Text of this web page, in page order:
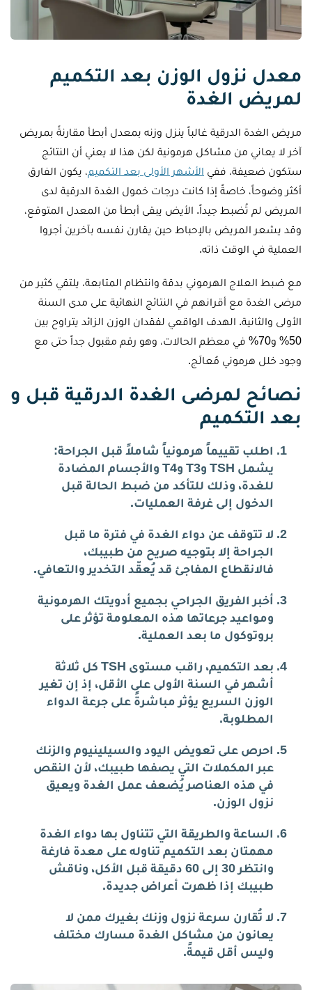
معدل نزول الوزن بعد التكميم
لمريض الغدة
مريض الغدة الدرقية غالباً ينزل وزنه بمعدل أبطأ مقارنةً بمريض
آخر لا يعاني من مشاكل هرمونية لكن هذا لا يعني أن النتائج
ستكون ضعيفة، ففي الأشهر الأولى بعد التكميم، يكون الفارق
أكثر وضوحاً، خاصةً إذا كانت درجات خمول الغدة الدرقية لدى
المريض لم تُضبط جيداً. الأيض يبقى أبطأ من المعدل المتوقع،
وقد يشعر المريض بالإحباط حين يقارن نفسه بآخرين أجروا
العملية في الوقت ذاته.
مع ضبط العلاج الهرموني بدقة وانتظام المتابعة، يلتقي كثير من
مرضى الغدة مع أقرانهم في النتائج النهائية على مدى السنة
الأولى والثانية. الهدف الواقعي لفقدان الوزن الزائد يتراوح بين
50% و70% في معظم الحالات، وهو رقم مقبول جداً حتى مع
وجود خلل هرموني مُعالَج.
نصائح لمرضى الغدة الدرقية قبل و
بعد التكميم
اطلب تقييماً هرمونياً شاملاً قبل الجراحة:
يشمل TSH وT3 وT4 والأجسام المضادة
للغدة، وذلك للتأكد من ضبط الحالة قبل
الدخول إلى غرفة العمليات.
لا تتوقف عن دواء الغدة في فترة ما قبل
الجراحة إلا بتوجيه صريح من طبيبك،
فالانقطاع المفاجئ قد يُعقّد التخدير والتعافي.
أخبر الفريق الجراحي بجميع أدويتك الهرمونية
ومواعيد جرعاتها هذه المعلومة تؤثر على
بروتوكول ما بعد العملية.
بعد التكميم، راقب مستوى TSH كل ثلاثة
أشهر في السنة الأولى على الأقل، إذ إن تغير
الوزن السريع يؤثر مباشرةً على جرعة الدواء
المطلوبة.
احرص على تعويض اليود والسيلينيوم والزنك
عبر المكملات التي يصفها طبيبك، لأن النقص
في هذه العناصر يُضعف عمل الغدة ويعيق
نزول الوزن.
الساعة والطريقة التي تتناول بها دواء الغدة
مهمتان بعد التكميم تناوله على معدة فارغة
وانتظر 30 إلى 60 دقيقة قبل الأكل، وناقش
طبيبك إذا ظهرت أعراض جديدة.
لا تُقارن سرعة نزول وزنك بغيرك ممن لا
يعانون من مشاكل الغدة مسارك مختلف
وليس أقل قيمةً.